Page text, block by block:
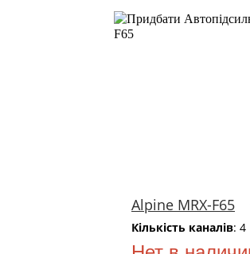
Alpine MRX-F65
Кількість каналів: 4